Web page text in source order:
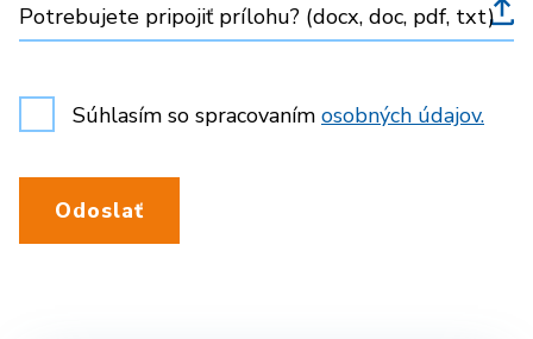
Potrebujete pripojiť prílohu? (docx, doc, pdf, txt)
Súhlasím so spracovaním osobných údajov.
Odoslať